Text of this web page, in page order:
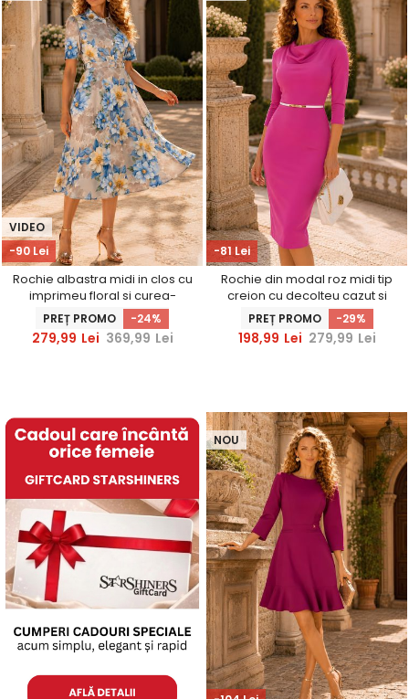
-90 Lei
VIDEO
Rochie albastra midi in clos cu
imprimeu floral si curea-
StarShinerS
PREȚ PROMO -24%
279,99 Lei 369,99 Lei
-81 Lei
Rochie din modal roz midi tip
creion cu decolteu cazut si
curea - StarShinerS
PREȚ PROMO -29%
198,99 Lei 279,99 Lei
NOU